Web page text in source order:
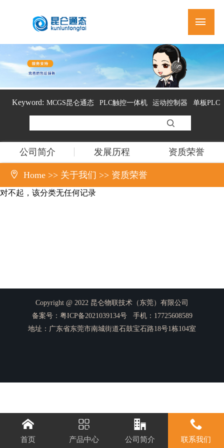
Keyword: MCGS昆仑通态 PLC触控一体机 运动控制器 单板PLC
组态软件
公司简介 发展历程 资质荣誉
 Home >> 关于我们 >> 资质荣誉
对不起，该分类无任何记录
Copyright @ 2022 昆仑物联技术（东莞）有限公司
备案号： 粤ICP备2021039134号手机：17725608589
地址：广东省东莞市南城街道石鼓宝石路18号1栋104室

首页

产品中心

公司简介

联系我们